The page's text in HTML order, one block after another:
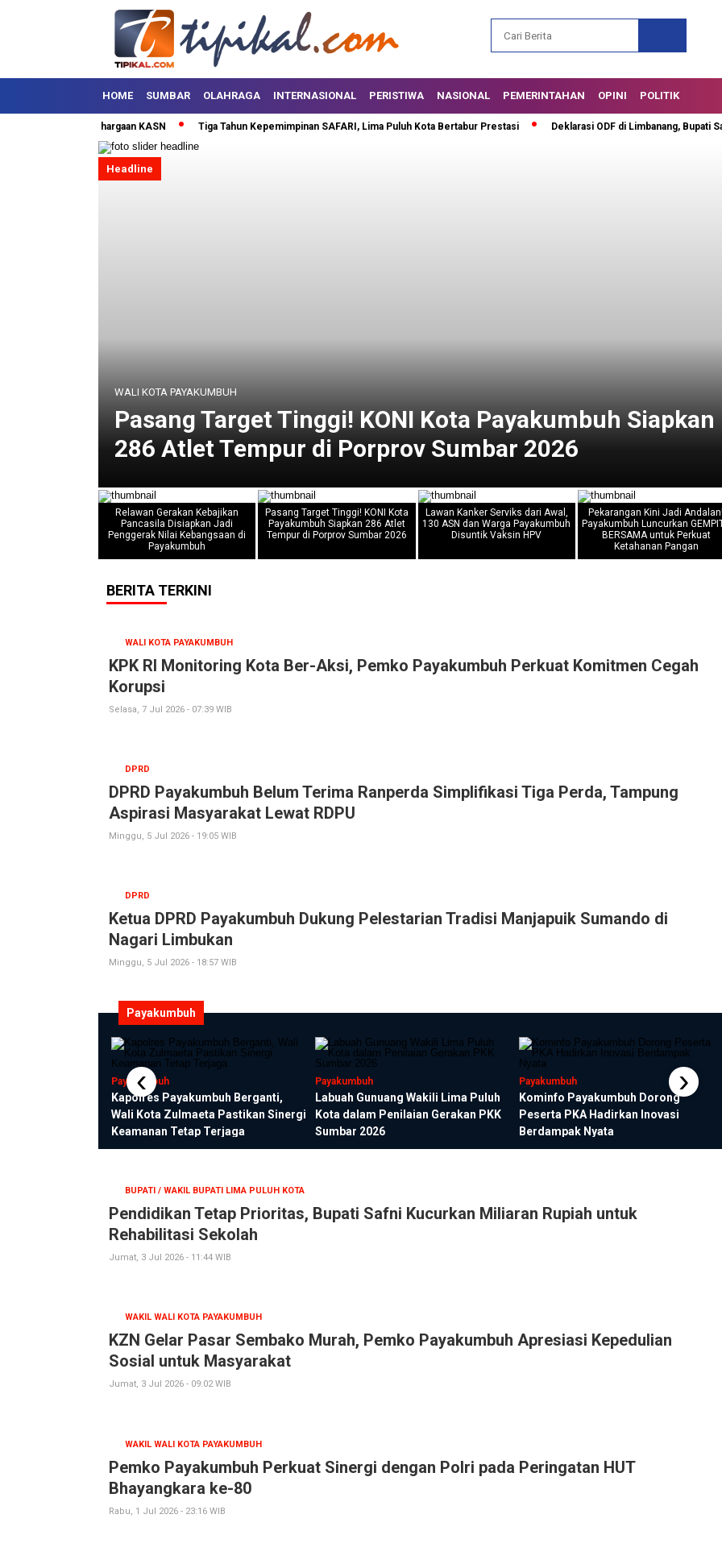
HOME SUMBAR OLAHRAGA INTERNASIONAL PERISTIWA NASIONAL PEMERINTAHAN OPINI POLITIK
Terima Penghargaan KASN Tiga Tahun Kepemimpinan SAFARI, Lima Puluh Kota Bertabur Prestasi Deklarasi ODF di Limbanang, Bupati
Headline
WALI KOTA PAYAKUMBUH
Pasang Target Tinggi! KONI Kota Payakumbuh Siapkan
286 Atlet Tempur di Porprov Sumbar 2026
Relawan Gerakan Kebajikan
Pancasila Disiapkan Jadi
Penggerak Nilai Kebangsaan di
Payakumbuh
Pasang Target Tinggi! KONI Kota
Payakumbuh Siapkan 286 Atlet
Tempur di Porprov Sumbar 2026
Lawan Kanker Serviks dari Awal,
130 ASN dan Warga Payakumbuh
Disuntik Vaksin HPV
Pekarangan Kini Jadi
Payakumbuh Luncurkan
BERSAMA untuk Perkuat
Ketahanan Pangan
BERITA TERKINI
WALI KOTA PAYAKUMBUH
KPK RI Monitoring Kota Ber-Aksi, Pemko Payakumbuh Perkuat Komitmen Cegah
Korupsi
Selasa, 7 Jul 2026 - 07:39 WIB
DPRD
DPRD Payakumbuh Belum Terima Ranperda Simplifikasi Tiga Perda, Tampung
Aspirasi Masyarakat Lewat RDPU
Minggu, 5 Jul 2026 - 19:05 WIB
DPRD
Ketua DPRD Payakumbuh Dukung Pelestarian Tradisi Manjapuik Sumando di
Nagari Limbukan
Minggu, 5 Jul 2026 - 18:57 WIB
Payakumbuh
Payakumbuh
Kapolres Payakumbuh Berganti,
Wali Kota Zulmaeta Pastikan Sinergi
Keamanan Tetap Terjaga
Payakumbuh
Labuah Gunuang Wakili Lima Puluh
Kota dalam Penilaian Gerakan PKK
Sumbar 2026
Payakumbuh
Kominfo Payakumbuh Dorong
Peserta PKA Hadirkan Inovasi
Berdampak Nyata
‹ ›
BUPATI / WAKIL BUPATI LIMA PULUH KOTA
Pendidikan Tetap Prioritas, Bupati Safni Kucurkan Miliaran Rupiah untuk
Rehabilitasi Sekolah
Jumat, 3 Jul 2026 - 11:44 WIB
WAKIL WALI KOTA PAYAKUMBUH
KZN Gelar Pasar Sembako Murah, Pemko Payakumbuh Apresiasi Kepedulian
Sosial untuk Masyarakat
Jumat, 3 Jul 2026 - 09:02 WIB
WAKIL WALI KOTA PAYAKUMBUH
Pemko Payakumbuh Perkuat Sinergi dengan Polri pada Peringatan HUT
Bhayangkara ke-80
Rabu, 1 Jul 2026 - 23:16 WIB